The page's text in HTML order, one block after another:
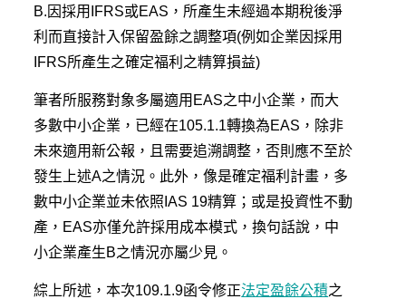
B.因採用IFRS或EAS，所產生未經過本期稅後淨
利而直接計入保留盈餘之調整項(例如企業因採用
IFRS所產生之確定福利之精算損益)
筆者所服務對象多屬適用EAS之中小企業，而大
多數中小企業，已經在105.1.1轉換為EAS，除非
未來適用新公報，且需要追溯調整，否則應不至於
發生上述A之情況。此外，像是確定福利計畫，多
數中小企業並未依照IAS 19精算；或是投資性不動
產，EAS亦僅允許採用成本模式，換句話說，中
小企業產生B之情況亦屬少見。
綜上所述，本次109.1.9函令修正法定盈餘公積之